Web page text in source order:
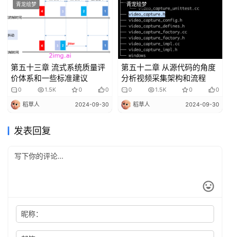
青龙绘梦
第五十三章 流式系统质量评
价体系和一些标准建议
0 1.5K 0 0
稻草人 2024-09-30
青龙绘梦
第五十二章 从源代码的角度
分析视频采集架构和流程
0 1.5K 0 0
稻草人 2024-09-30
发表回复
昵称：